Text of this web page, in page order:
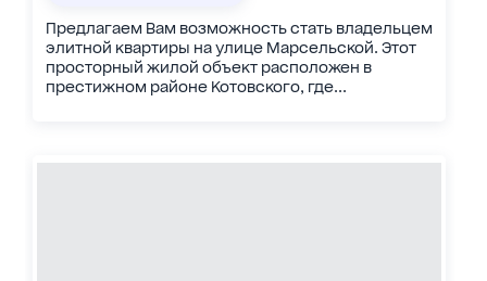
Предлагаем Вам возможность стать владельцем
элитной квартиры на улице Марсельской. Этот
просторный жилой объект расположен в
престижном районе Котовского, где...